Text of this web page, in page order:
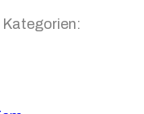
Kategorien: